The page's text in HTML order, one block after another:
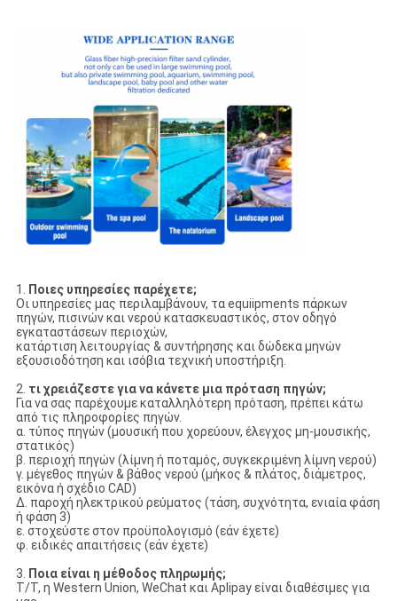
1.
Ποιες υπηρεσίες παρέχετε;
Οι υπηρεσίες μας περιλαμβάνουν, τα equiipments πάρκων
πηγών, πισινών και νερού κατασκευαστικός, στον οδηγό
εγκαταστάσεων περιοχών,
κατάρτιση λειτουργίας & συντήρησης και δώδεκα μηνών
εξουσιοδότηση και ισόβια τεχνική υποστήριξη.
2. τι χρειάζεστε για να κάνετε μια πρόταση πηγών;
Για να σας παρέχουμε καταλληλότερη πρόταση, πρέπει κάτω
από τις πληροφορίες πηγών.
α. τύπος πηγών (μουσική που χορεύουν, έλεγχος μη-μουσικής,
στατικός)
β. περιοχή πηγών (λίμνη ή ποταμός, συγκεκριμένη λίμνη νερού)
γ. μέγεθος πηγών & βάθος νερού (μήκος & πλάτος, διάμετρος,
εικόνα ή σχέδιο CAD)
Δ. παροχή ηλεκτρικού ρεύματος (τάση, συχνότητα, ενιαία φάση
ή φάση 3)
ε. στοχεύστε στον προϋπολογισμό (εάν έχετε)
φ. ειδικές απαιτήσεις (εάν έχετε)
3.
Ποια είναι η μέθοδος πληρωμής;
T/T, η Western Union, WeChat και Aplipay είναι διαθέσιμες για